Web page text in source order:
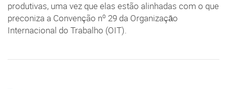
produtivas, uma vez que elas estão alinhadas com o que
preconiza a Convenção no 29 da Organizaçāo
Internacional do Trabalho (OIT).